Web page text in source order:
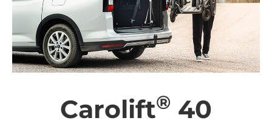
Carolift® 40